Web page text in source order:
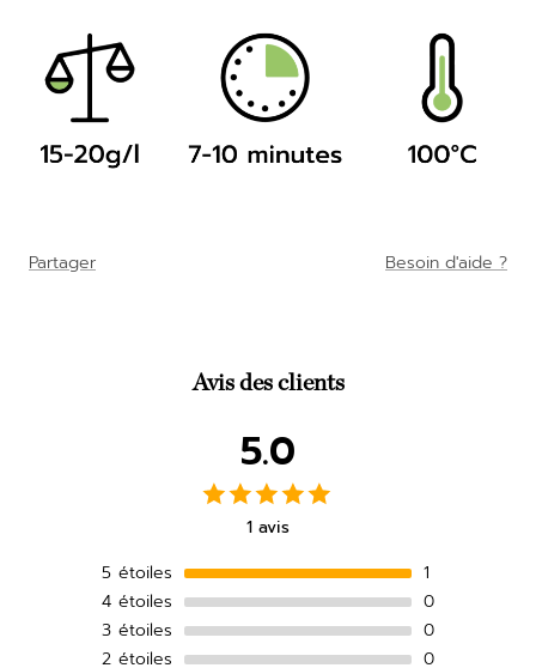
Partager Besoin d'aide ?
Avis des clients
5.0
1 avis
5 étoiles
1
4 étoiles
0
3 étoiles
0
2 étoiles 0